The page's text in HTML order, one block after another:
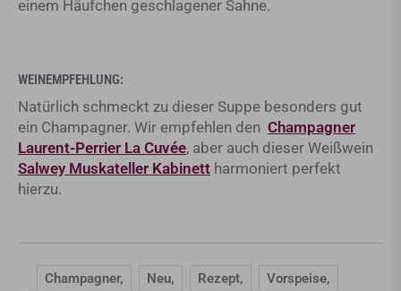
einem Häufchen geschlagener Sahne.
WEINEMPFEHLUNG:
Natürlich schmeckt zu dieser Suppe besonders gut
ein Champagner. Wir empfehlen den Champagner
Laurent-Perrier La Cuvée, aber auch dieser Weißwein
Salwey Muskateller Kabinett harmoniert perfekt
hierzu.
Champagner, Neu, Rezept, Vorspeise,